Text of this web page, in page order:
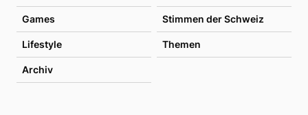
Games Stimmen der Schweiz
Lifestyle Themen
Archiv